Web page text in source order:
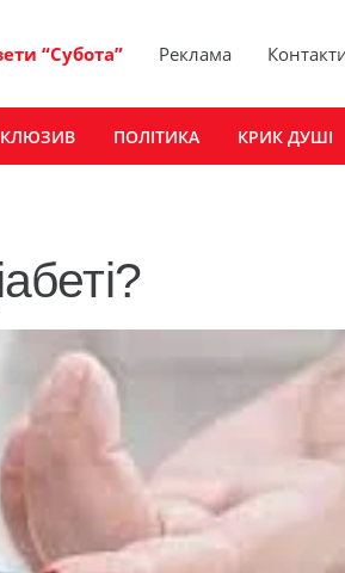
“Субота” Реклама
ПОЛІТИКА КРИК ДУШІ